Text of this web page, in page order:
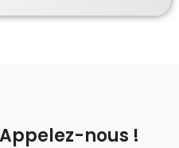
nous !